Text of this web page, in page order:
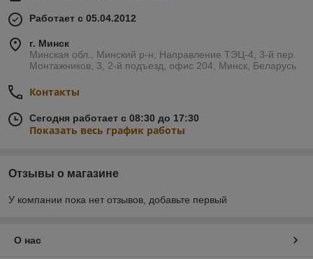
Работает с 05.04.2012
г. Минск
Минская обл., Минский р-н, Направление ТЭЦ-4, 3-й пер.
Монтажников, 3, 2-й подъезд, офис 204, Минск, Беларусь
Контакты
Сегодня работает с 08:30 до 17:30
Показать весь график работы
Отзывы о магазине
У компании пока нет отзывов, добавьте первый
О нас